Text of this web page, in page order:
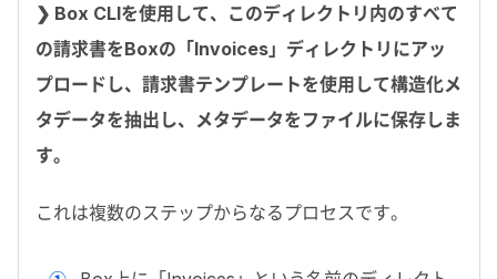
❯ Box CLIを使用して、このディレクトリ内のすべて
の請求書をBoxの「Invoices」ディレクトリにアッ
プロードし、請求書テンプレートを使用して構造化メ
タデータを抽出し、メタデータをファイルに保存しま
す。
これは複数のステップからなるプロセスです。